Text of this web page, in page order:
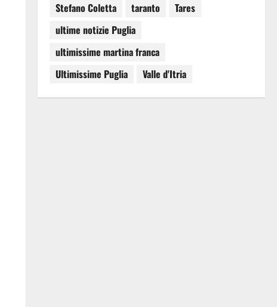
Stefano Coletta
taranto
Tares
ultime notizie Puglia
ultimissime martina franca
Ultimissime Puglia
Valle d'Itria